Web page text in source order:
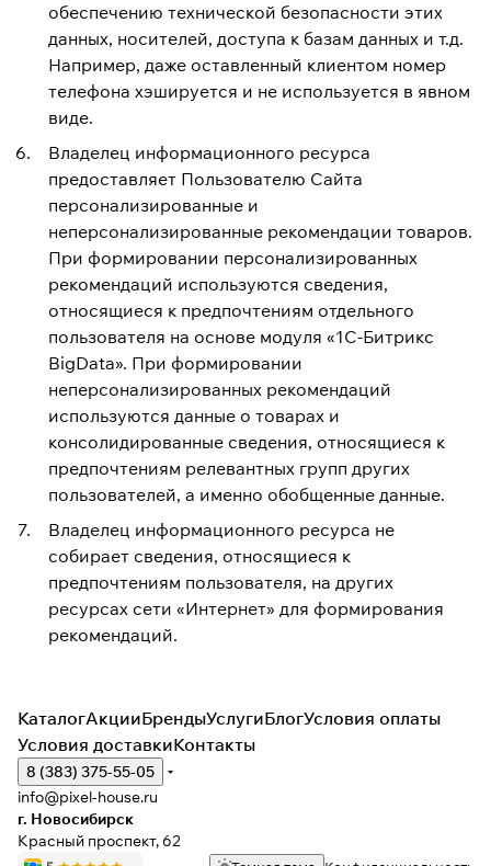
обеспечению технической безопасности этих
данных, носителей, доступа к базам данных и т.д.
Например, даже оставленный клиентом номер
телефона хэшируется и не используется в явном
виде.
Владелец информационного ресурса
предоставляет Пользователю Сайта
персонализированные и
неперсонализированные рекомендации товаров.
При формировании персонализированных
рекомендаций используются сведения,
относящиеся к предпочтениям отдельного
пользователя на основе модуля «1C-Битрикс
BigData». При формировании
неперсонализированных рекомендаций
используются данные о товарах и
консолидированные сведения, относящиеся к
предпочтениям релевантных групп других
пользователей, а именно обобщенные данные.
Владелец информационного ресурса не
собирает сведения, относящиеся к
предпочтениям пользователя, на других
ресурсах сети «Интернет» для формирования
рекомендаций.
КаталогАкцииБрендыУслугиБлогУсловия оплаты
Условия доставкиКонтакты
8 (383) 375-55-05
info@pixel-house.ru
г. Новосибирск
Красный проспект, 62